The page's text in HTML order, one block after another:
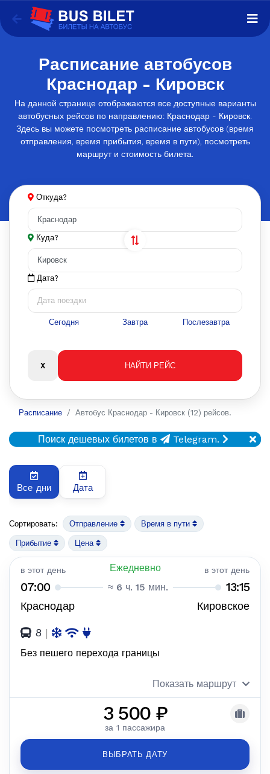
Расписание автобусов
Краснодар - Кировск
На данной странице отображаются все доступные варианты
автобусных рейсов по направлению: Краснодар - Кировск.
Здесь вы можете посмотреть расписание автобусов (время
отправления, время прибытия, время в пути), посмотреть
маршрут и стоимость билета.
Откуда?
Куда?
Дата?
Сегодня Завтра Послезавтра
Расписание Автобус Краснодар - Кировск (12) рейсов.
Поиск дешевых билетов в Telegram.
Все дни Дата
Сортировать: Отправление Время в пути
Прибытие Цена
в этот день Ежедневно в этот день
07:00 ≈ 6 ч. 15 мин. 13:15
Краснодар Кировское
8 |
Без пешего перехода границы
Показать маршрут
3 500 ₽
за 1 пассажира
ВЫБРАТЬ ДАТУ